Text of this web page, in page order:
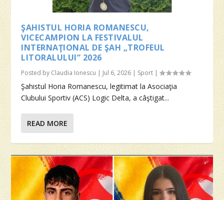
ŞAHISTUL HORIA ROMANESCU,
VICECAMPION LA FESTIVALUL
INTERNAŢIONAL DE ŞAH „TROFEUL
LITORALULUI” 2026
Posted by Claudia Ionescu | Jul 6, 2026 | Sport |
Şahistul Horia Romanescu, legitimat la Asociaţia
Clubului Sportiv (ACS) Logic Delta, a câştigat...
READ MORE